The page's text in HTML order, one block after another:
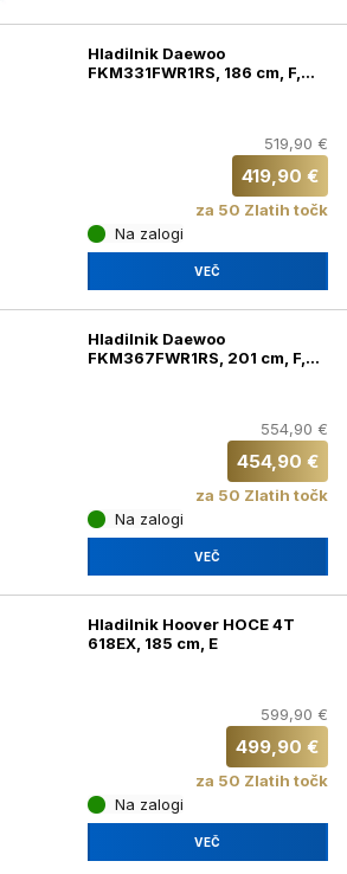
Hladilnik Daewoo
FKM331FWR1RS, 186 cm, F,
519,90 €
419,90 €
za 50 Zlatih točk
Na zalogi
VEČ
Hladilnik Daewoo
FKM367FWR1RS, 201 cm, F,
554,90 €
454,90 €
za 50 Zlatih točk
Na zalogi
VEČ
Hladilnik Hoover HOCE 4T
618EX, 185 cm, E
599,90 €
499,90 €
za 50 Zlatih točk
Na zalogi
VEČ